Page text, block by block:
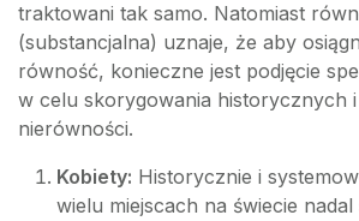
traktowani tak samo. Natomiast
(substancjalna) uznaje, że aby
równość, konieczne jest podjęcie
w celu skorygowania historycznych
nierówności.
Kobiety: Historycznie i
wielu miejscach na świecie